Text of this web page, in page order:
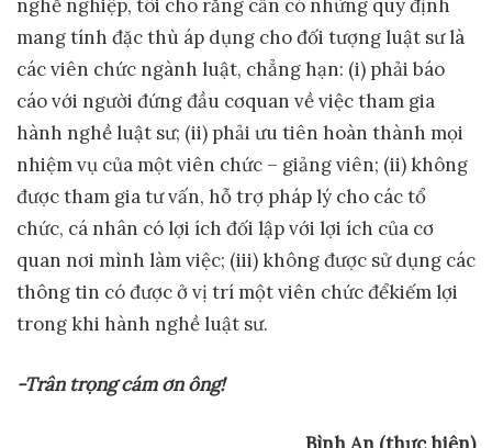
nghề nghiệp, tôi cho rằng cần có những quy định
mang tính đặc thù áp dụng cho đối tượng luật sư là
các viên chức ngành luật, chẳng hạn: (i) phải báo
cáo với người đứng đầu cơquan về việc tham gia
hành nghề luật sư; (ii) phải ưu tiên hoàn thành mọi
nhiệm vụ của một viên chức – giảng viên; (ii) không
được tham gia tư vấn, hỗ trợ pháp lý cho các tổ
chức, cá nhân có lợi ích đối lập với lợi ích của cơ
quan nơi mình làm việc; (iii) không được sử dụng các
thông tin có được ở vị trí một viên chức đểkiếm lợi
trong khi hành nghề luật sư.
-Trân trọng cámơn ông!